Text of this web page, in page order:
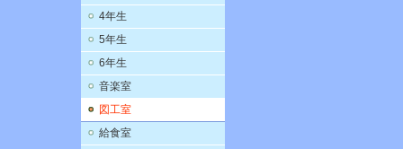
4年生
5年生
6年生
音楽室
図工室
給食室